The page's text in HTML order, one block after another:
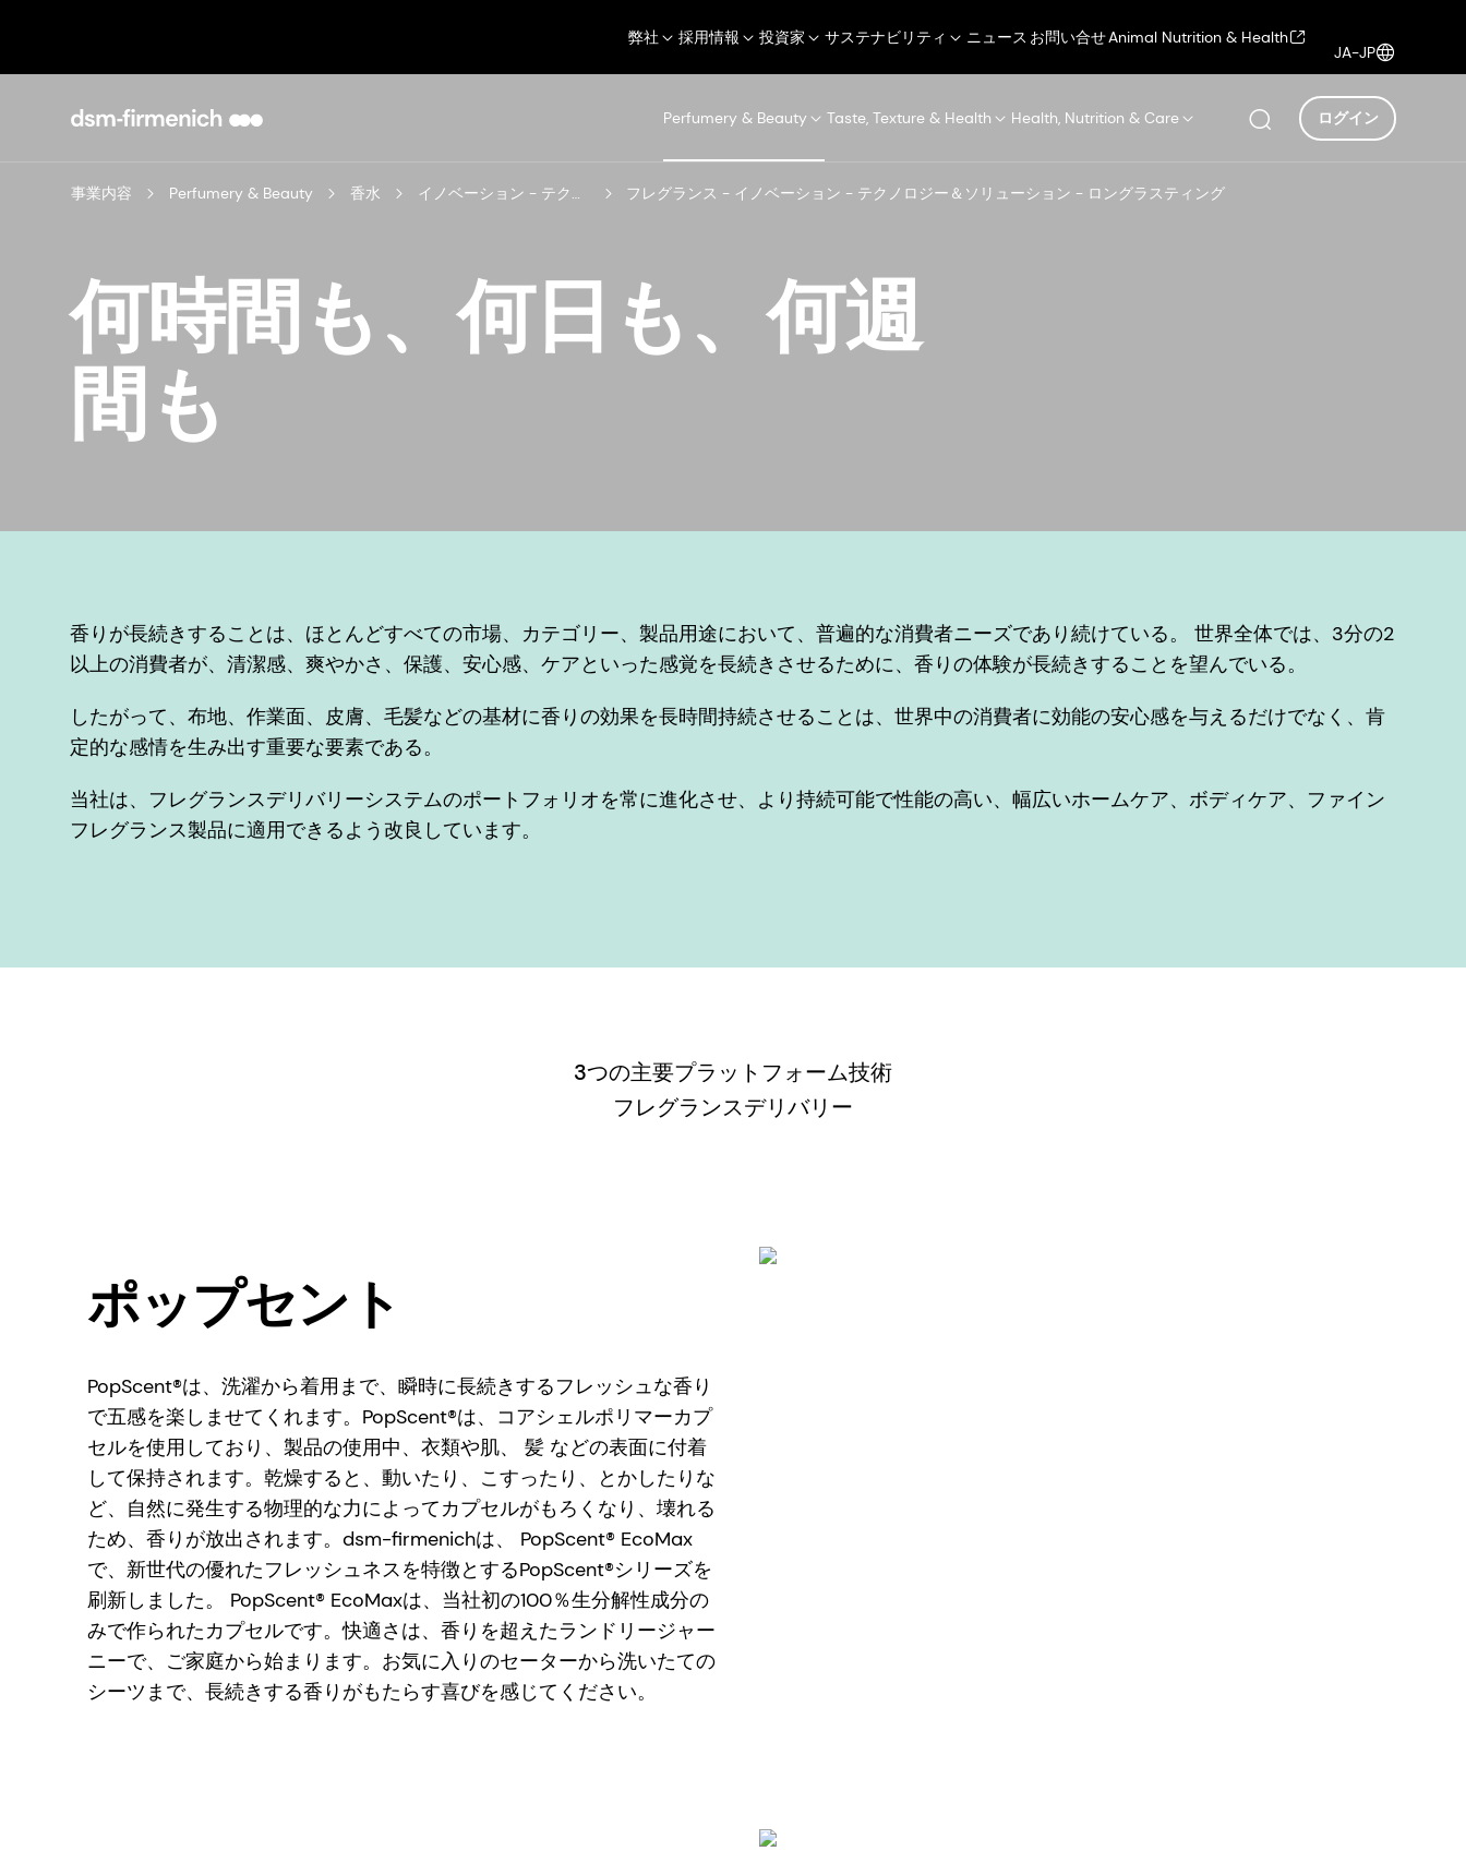
弊社 採用情報 投資家 サステナビリティ ニュース お問い合せAnimal Nutrition & Health
JA-JP
Perfumery & Beauty Taste, Texture & Health Health, Nutrition & Care ログイン
事業内容 Perfumery & Beauty 香水 イノベーション - テクノロジー＆ソリューション フレグランス - イノベーション - テクノロジー＆ソリューション - ロングラスティング
何時間も、何日も、何週
間も
香りが長続きすることは、ほとんどすべての市場、カテゴリー、製品用途において、普遍的な消費者ニーズであり続けている。 世界全体では、3分の2
以上の消費者が、清潔感、爽やかさ、保護、安心感、ケアといった感覚を長続きさせるために、香りの体験が長続きすることを望んでいる。
したがって、布地、作業面、皮膚、毛髪などの基材に香りの効果を長時間持続させることは、世界中の消費者に効能の安心感を与えるだけでなく、肯
定的な感情を生み出す重要な要素である。
当社は、フレグランスデリバリーシステムのポートフォリオを常に進化させ、より持続可能で性能の高い、幅広いホームケア、ボディケア、ファイン
フレグランス製品に適用できるよう改良しています。
3つの主要プラットフォーム技術
フレグランスデリバリー
ポップセント
PopScent®は、洗濯から着用まで、瞬時に長続きするフレッシュな香り
で五感を楽しませてくれます。PopScent®は、コアシェルポリマーカプ
セルを使用しており、製品の使用中、衣類や肌、 髪 などの表面に付着
して保持されます。乾燥すると、動いたり、こすったり、とかしたりな
ど、自然に発生する物理的な力によってカプセルがもろくなり、壊れる
ため、香りが放出されます。dsm-firmenichは、 PopScent® EcoMax
で、新世代の優れたフレッシュネスを特徴とするPopScent®シリーズを
刷新しました。 PopScent® EcoMaxは、当社初の100％生分解性成分の
みで作られたカプセルです。快適さは、香りを超えたランドリージャー
ニーで、ご家庭から始まります。お気に入りのセーターから洗いたての
シーツまで、長続きする香りがもたらす喜びを感じてください。